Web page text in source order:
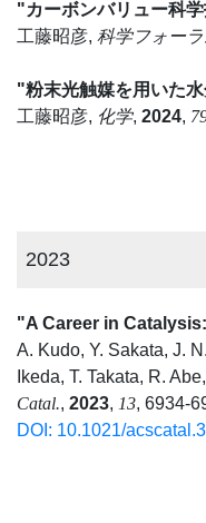
"カーボンバリュー科
工藤昭彦, 科学フォーラ
"粉末光触媒を用いた
工藤昭彦, 化学, 2024,
2023
"A Career in
A. Kudo, Y. Sakata, J.
Ikeda, T. Takata, R.
Catal., 2023, 13, 6934-
DOI: 10.1021/